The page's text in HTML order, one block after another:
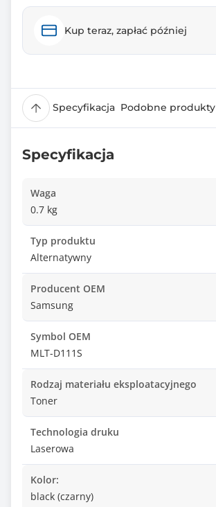
Kup teraz, zapłać później
Specyfikacja Podobne produkty
Specyfikacja
Waga
0.7 kg
Typ produktu
Alternatywny
Producent OEM
Samsung
Symbol OEM
MLT-D111S
Rodzaj materiału eksploatacyjnego
Toner
Technologia druku
Laserowa
Kolor:
black (czarny)